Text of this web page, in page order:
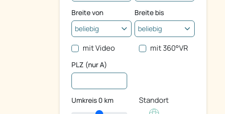
Breite von Breite bis
mit Video mit 360°VR
PLZ (nur A)
Umkreis 0 km Standort